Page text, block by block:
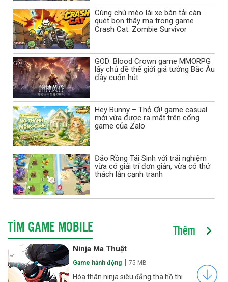
Cùng chú mèo lái xe bán tải càn
quét bọn thây ma trong game
Crash Cat: Zombie Survivor
GOD: Blood Crown game MMORPG
lấy chủ đề thế giới giả tưởng Bắc Âu
đầy cuốn hút
Hey Bunny – Thỏ Ơi! game casual
mới vừa được ra mắt trên cổng
game của Zalo
Đảo Rồng Tái Sinh với trải nghiệm
vừa có giải trí đơn giản, vừa có thử
thách lẫn cạnh tranh
TÌM GAME MOBILE Thêm
Ninja Ma Thuật
Game hành động 75 MB
Hóa thân ninja siêu đẳng tha hồ thi